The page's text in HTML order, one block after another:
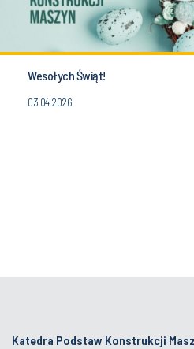
Wesołych Świąt!
03.04.2026
Katedra Podstaw Konstrukcji